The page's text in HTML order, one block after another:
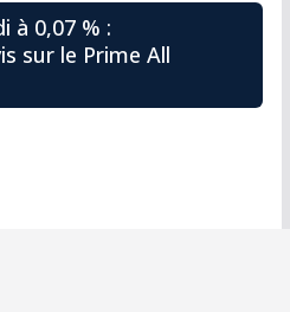
à 0,07 % :
sur le Prime All